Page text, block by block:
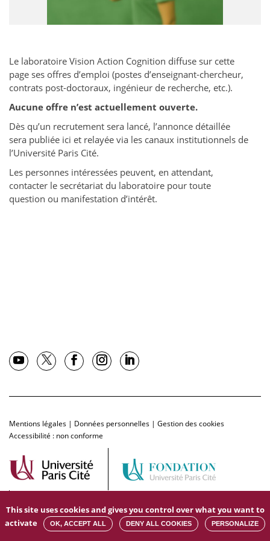
Le laboratoire Vision Action Cognition diffuse sur cette
page ses offres d’emploi (postes d’enseignant-chercheur,
contrats post-doctoraux, ingénieur de recherche, etc.).
Aucune offre n’est actuellement ouverte.
Dès qu’un recrutement sera lancé, l’annonce détaillée
sera publiée ici et relayée via les canaux institutionnels de
l’Université Paris Cité.
Les personnes intéressées peuvent, en attendant,
contacter le secrétariat du laboratoire pour toute
question ou manifestation d’intérêt.
Mentions légales | Données personnelles | Gestion des cookies
Accessibilité : non conforme
This site uses cookies and gives you control over what you want to
activate
OK, ACCEPT ALL DENY ALL COOKIES PERSONALIZE